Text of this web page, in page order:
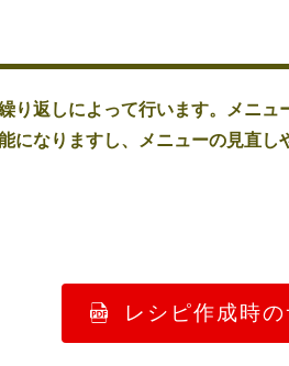
り返しによって行います。メニ
になりますし、メニューの見直
レシピ作成時